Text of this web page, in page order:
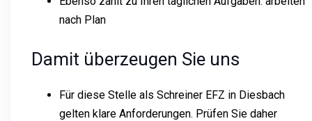
nach Plan
Damit überzeugen Sie uns
Für diese Stelle als Schreiner EFZ in Diesbach
gelten klare Anforderungen. Prüfen Sie daher